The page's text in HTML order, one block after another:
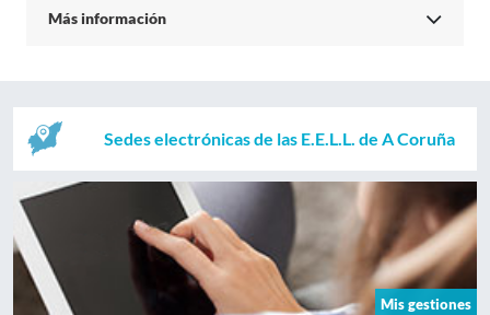
Más información
Sedes electrónicas de las E.E.L.L. de A Coruña
Mis gestiones